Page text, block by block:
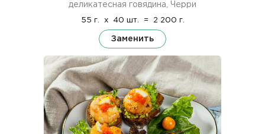
деликатесная говядина, Черри
55 г. x 40 шт. = 2 200 г.
Заменить